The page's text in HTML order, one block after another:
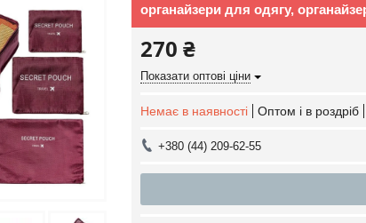
органайзери для одягу,
270 ₴
Показати оптові ціни
Немає в наявності Оптом і в роздріб
+380 (44) 209-62-55